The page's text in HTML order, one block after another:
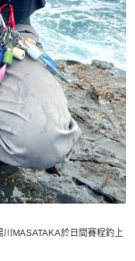
MASATAKA於日間賽程釣上